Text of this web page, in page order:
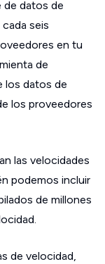
de datos de
seis
en tu
de
los datos de
los proveedores
las velocidades
podemos incluir
de millones
de velocidad,